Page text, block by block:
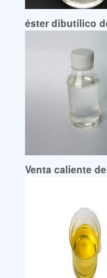
éster dibutílico
Venta caliente